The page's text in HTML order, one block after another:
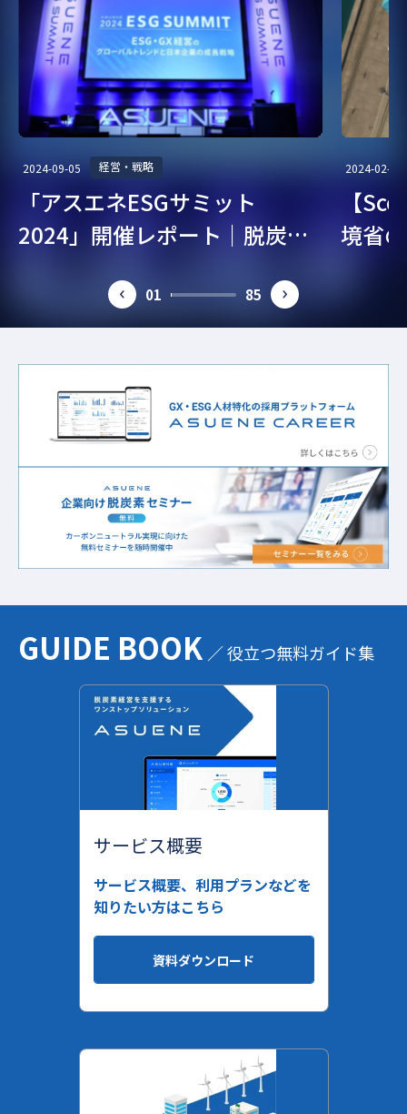
2024-09-05 経営・戦略
「アスエネESGサミット
2024」開催レポート｜脱炭
2024-02-07
【
境省
prev 01 85 next
GUIDE BOOK ／ 役立つ無料ガイド集
サービス概要
サービス概要、利用プランなどを
知りたい方はこちら
資料ダウンロード